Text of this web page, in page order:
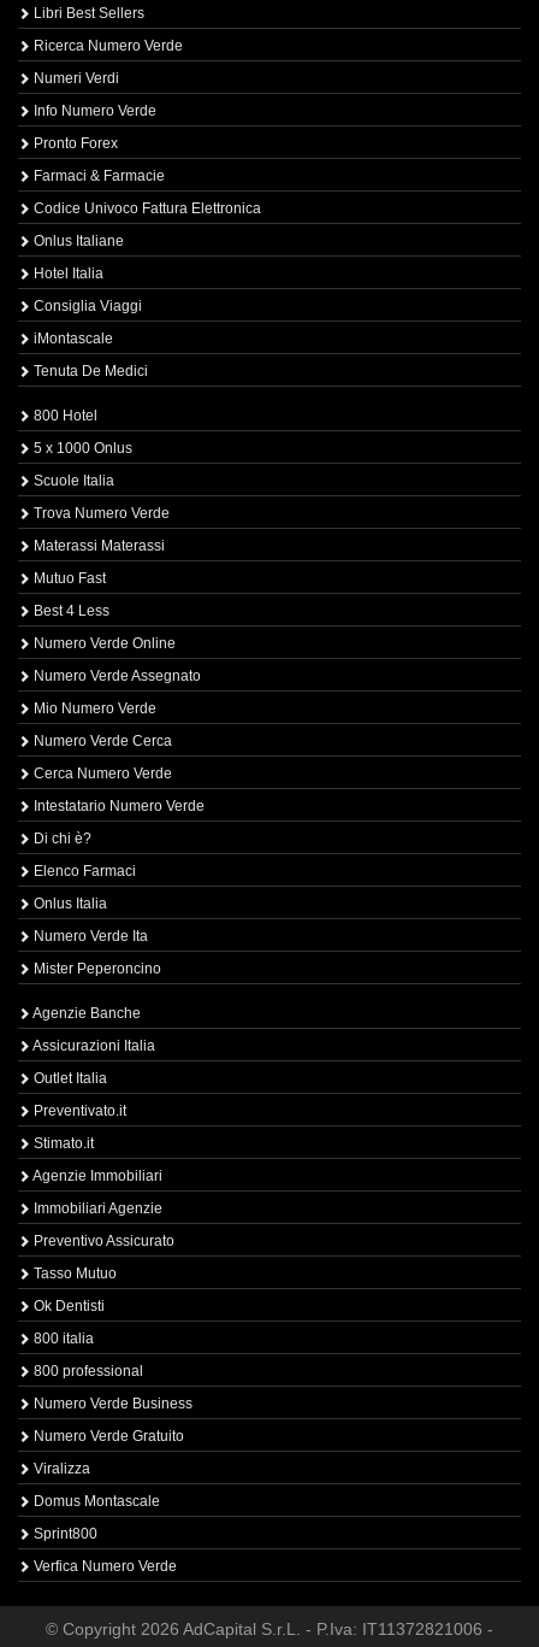
Libri Best Sellers
Ricerca Numero Verde
Numeri Verdi
Info Numero Verde
Pronto Forex
Farmaci & Farmacie
Codice Univoco Fattura Elettronica
Onlus Italiane
Hotel Italia
Consiglia Viaggi
iMontascale
Tenuta De Medici
800 Hotel
5 x 1000 Onlus
Scuole Italia
Trova Numero Verde
Materassi Materassi
Mutuo Fast
Best 4 Less
Numero Verde Online
Numero Verde Assegnato
Mio Numero Verde
Numero Verde Cerca
Cerca Numero Verde
Intestatario Numero Verde
Di chi è?
Elenco Farmaci
Onlus Italia
Numero Verde Ita
Mister Peperoncino
Agenzie Banche
Assicurazioni Italia
Outlet Italia
Preventivato.it
Stimato.it
Agenzie Immobiliari
Immobiliari Agenzie
Preventivo Assicurato
Tasso Mutuo
Ok Dentisti
800 italia
800 professional
Numero Verde Business
Numero Verde Gratuito
Viralizza
Domus Montascale
Sprint800
Verfica Numero Verde
© Copyright 2026 AdCapital S.r.L. - P.Iva: IT11372821006 -